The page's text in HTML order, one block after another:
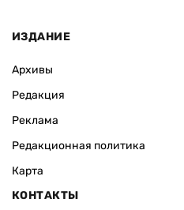
ИЗДАНИЕ
Архивы
Редакция
Реклама
Редакционная политика
Карта
КОНТАКТЫ